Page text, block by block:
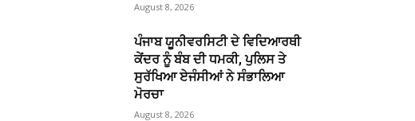
August 8, 2026
ਪੰਜਾਬ ਯੂਨੀਵਰਸਿਟੀ ਦੇ ਵਿਦਿਆਰਥੀ
ਕੇਂਦਰ ਨੂੰ ਬੰਬ ਦੀ ਧਮਕੀ, ਪੁਲਿਸ ਤੇ
ਸੁਰੱਖਿਆ ਏਜੰਸੀਆਂ ਨੇ ਸੰਭਾਲਿਆ
ਮੋਰਚਾ
August 8, 2026